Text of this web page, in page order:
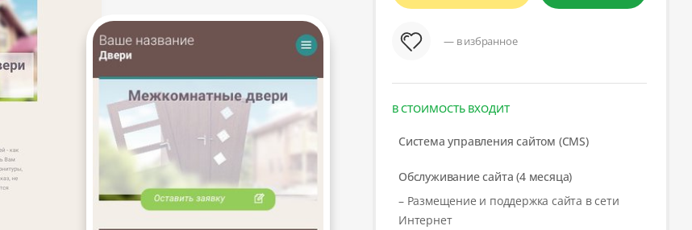
— в избранное
В СТОИМОСТЬ ВХОДИТ
Система управления сайтом (CMS)
Обслуживание сайта (4 месяца)
– Размещение и поддержка сайта в сети
Интернет